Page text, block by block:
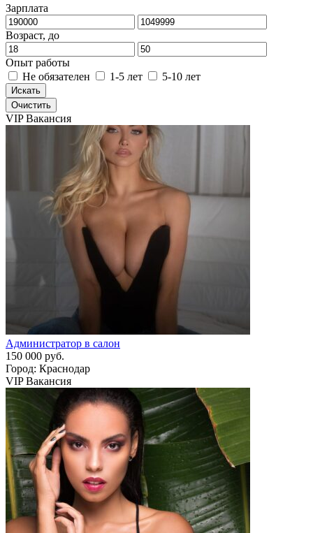
Зарплата
Возраст, до
Опыт работы
Не обязателен
1-5 лет 5-10 лет
Искать
Очистить
VIP Вакансия
Администратор в салон
150 000 руб.
Город: Краснодар
VIP Вакансия